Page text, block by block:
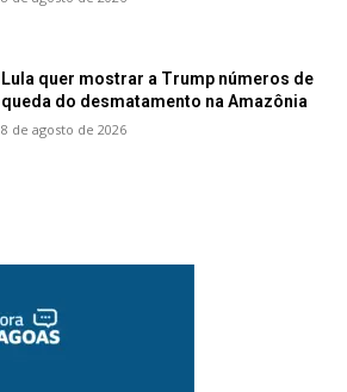
Lula quer mostrar a Trump números de
queda do desmatamento na Amazônia
8 de agosto de 2026